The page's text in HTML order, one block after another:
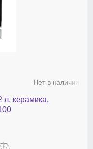
Нет в наличии
л, керамика,